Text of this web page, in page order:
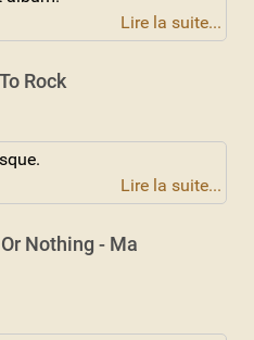
Lire la suite...
Rock
Lire la suite...
Nothing - Ma